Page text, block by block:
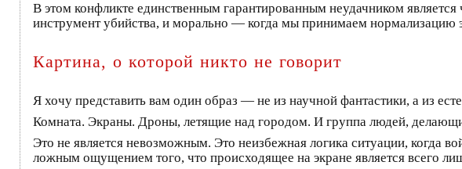
В этом конфликте единственным гарантированным неудачником
инструмент убийства, и морально — когда мы принимаем нормализацию
Картина, о которой никто не говорит
Я хочу представить вам один образ — не из научной фантастики, а из
Комната. Экраны. Дроны, летящие над городом. И группа людей,
Это не является невозможным. Это неизбежная логика ситуации, когда
ложным ощущением того, что происходящее на экране является всего